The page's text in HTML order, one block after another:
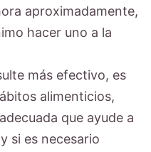
aproximadamente,
hacer uno a la
más efectivo, es
alimenticios,
que ayude a
si es necesario